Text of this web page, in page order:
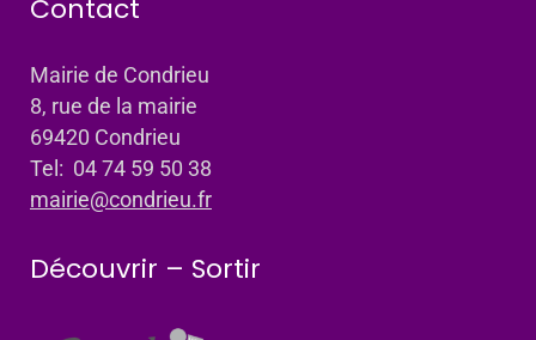
Contact
Mairie de Condrieu
8, rue de la mairie
69420 Condrieu
Tel: 04 74 59 50 38
mairie@condrieu.fr
Découvrir – Sortir